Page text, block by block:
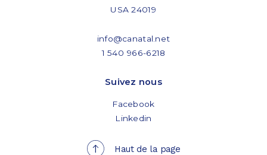
USA 24019
info@canatal.net
1 540 966-6218
Suivez nous
Facebook
Linkedin
Haut de la page